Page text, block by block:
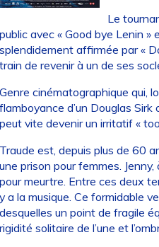
Le
avec « Good bye Lenin »
affirmée par «
de revenir à un de ses
cinématographique qui,
d’un Douglas Sirk
vite devenir un irritatif «
est, depuis plus de 60
prison pour femmes.
meurtre. Entre ces deux
a la musique. Ce formidable
un point de fragile
solitaire de l’une et